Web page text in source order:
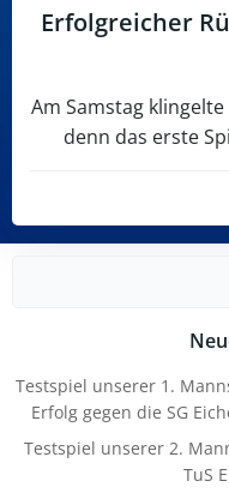
Erfolgreicher
Am Samstag
denn das erste
Testspiel unserer 1.
Erfolg gegen die SG
Testspiel unserer 2.
TuS